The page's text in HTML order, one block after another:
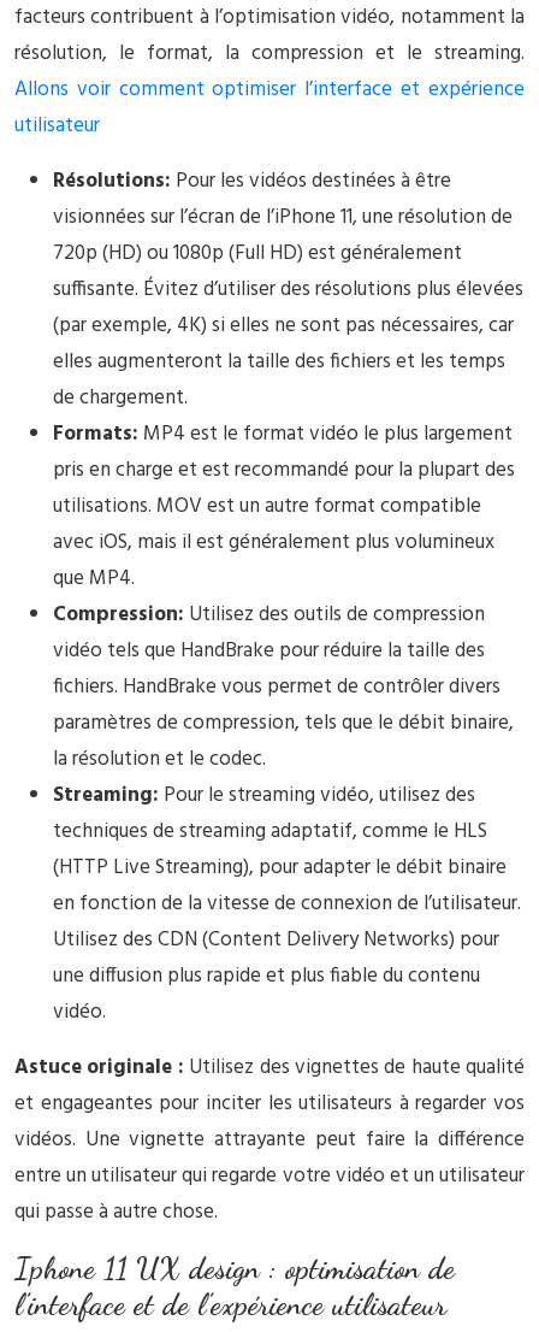
facteurs contribuent à l’optimisation vidéo, notamment la
résolution, le format, la compression et le streaming.
Allons voir comment optimiser l’interface et expérience
utilisateur
Résolutions: Pour les vidéos destinées à être
visionnées sur l’écran de l’iPhone 11, une résolution de
720p (HD) ou 1080p (Full HD) est généralement
suffisante. Évitez d’utiliser des résolutions plus élevées
(par exemple, 4K) si elles ne sont pas nécessaires, car
elles augmenteront la taille des fichiers et les temps
de chargement.
Formats: MP4 est le format vidéo le plus largement
pris en charge et est recommandé pour la plupart des
utilisations. MOV est un autre format compatible
avec iOS, mais il est généralement plus volumineux
que MP4.
Compression: Utilisez des outils de compression
vidéo tels que HandBrake pour réduire la taille des
fichiers. HandBrake vous permet de contrôler divers
paramètres de compression, tels que le débit binaire,
la résolution et le codec.
Streaming: Pour le streaming vidéo, utilisez des
techniques de streaming adaptatif, comme le HLS
(HTTP Live Streaming), pour adapter le débit binaire
en fonction de la vitesse de connexion de l’utilisateur.
Utilisez des CDN (Content Delivery Networks) pour
une diffusion plus rapide et plus fiable du contenu
vidéo.
Astuce originale : Utilisez des vignettes de haute qualité
et engageantes pour inciter les utilisateurs à regarder vos
vidéos. Une vignette attrayante peut faire la différence
entre un utilisateur qui regarde votre vidéo et un utilisateur
qui passe à autre chose.
Iphone 11 UX design : optimisation de
l’interface et de l’expérience utilisateur